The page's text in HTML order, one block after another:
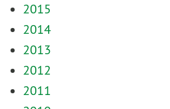
2015
2014
2013
2012
2011